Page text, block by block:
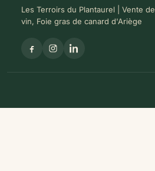
Les Terroirs du Plantaurel | Vente de
vin, Foie gras de canard d'Ariège